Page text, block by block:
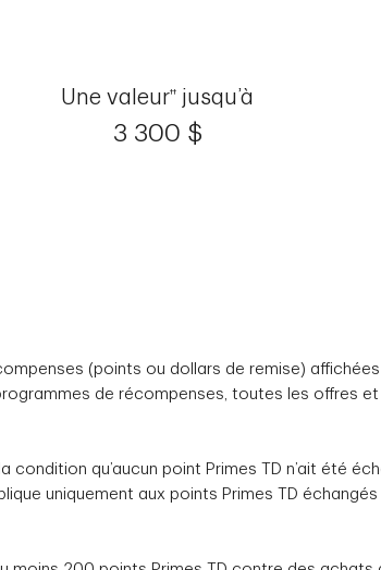
Une valeur†† jusqu’à
3 300 $
(points ou dollars de remise)
de récompenses, toutes les offres
qu’aucun point Primes TD n’ait été
uniquement aux points Primes TD